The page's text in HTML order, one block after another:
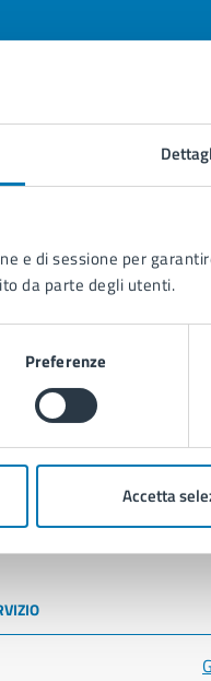
e di sessione per
da parte degli utenti.
Preferenze
Accetta
il comune
frequenti
appuntamento
in città